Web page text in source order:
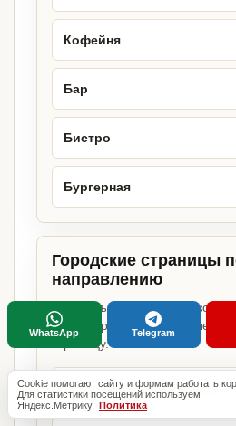
Кофейня
Бар
Бистро
Бургерная
Городские страницы
направлению
Если объект работает в
можно сразу открыть
страницу.
Доставка пиццы в Москве
Cookie помогают сайту и формам работать
Для статистики посещений используем
Яндекс.Метрику. Политика
WhatsApp Telegram